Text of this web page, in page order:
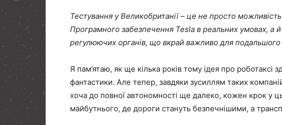
Тестування у Великобританії – це не просто
Програмного забезпечення Tesla в реальних умовах, а
регулюючих органів, що вкрай важливо для подальшого
Я пам’ятаю, як ще кілька років тому ідея про роботаксі
фантастики. Але тепер, завдяки зусиллям таких
хоча до повної автономності ще далеко, кожен крок у
майбутнього, де дороги стануть безпечнішими, а